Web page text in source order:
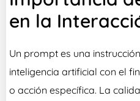
en la
Un prompt es una
inteligencia artificial con el
o acción específica. La